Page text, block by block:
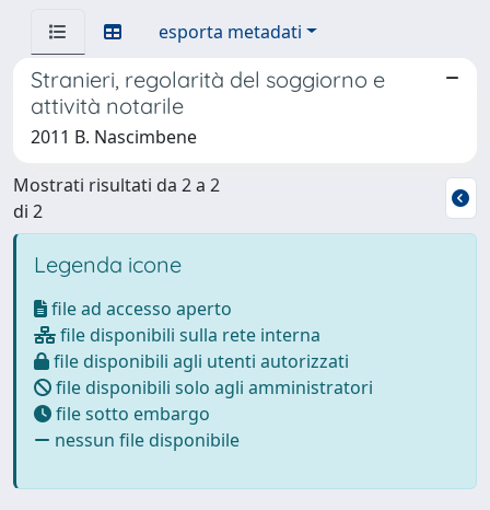
esporta metadati
Stranieri, regolarità del soggiorno e
attività notarile
2011 B. Nascimbene
Mostrati risultati da 2 a 2
di 2
Legenda icone
file ad accesso aperto
file disponibili sulla rete interna
file disponibili agli utenti autorizzati
file disponibili solo agli amministratori
file sotto embargo
nessun file disponibile